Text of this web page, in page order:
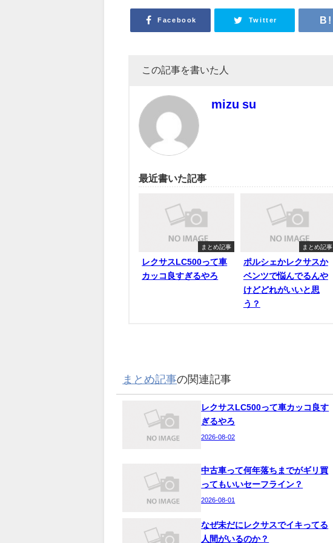
Facebook Twitter
この記事を書いた人
mizu su
最近書いた記事
まとめ記事
レクサスLC500って車
カッコ良すぎるやろ
まとめ記事
ポルシェかレクサスか
ベンツで悩んでるんや
けどどれがいいと思
う？
まとめ記事の関連記事
レクサスLC500って車カッコ良す
ぎるやろ
2026-08-02
中古車って何年落ちまでがギリ買
ってもいいセーフライン？
2026-08-01
なぜ未だにレクサスでイキってる
人間がいるのか？